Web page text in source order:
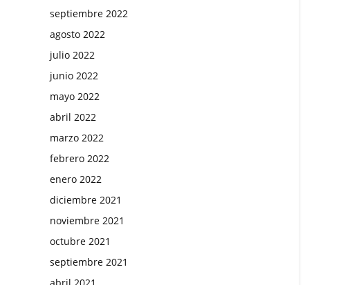
septiembre 2022
agosto 2022
julio 2022
junio 2022
mayo 2022
abril 2022
marzo 2022
febrero 2022
enero 2022
diciembre 2021
noviembre 2021
octubre 2021
septiembre 2021